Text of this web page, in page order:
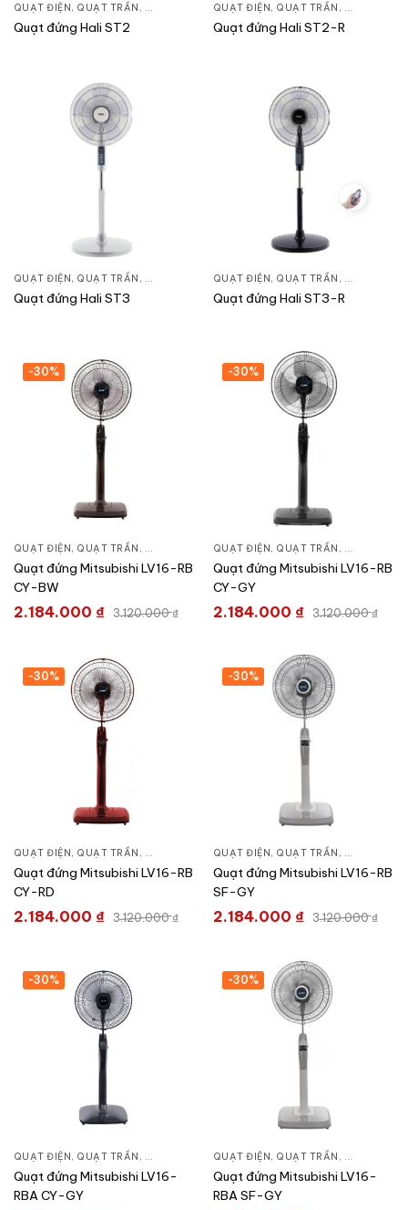
QUẠT ĐIỆN, QUẠT TRẦN , QUẠT ĐỨNG
Quạt đứng Hali ST2
QUẠT ĐIỆN, QUẠT TRẦN , QUẠT
Quạt đứng Hali ST2-R
QUẠT ĐIỆN, QUẠT TRẦN ,
Quạt đứng Hali ST3
QUẠT ĐIỆN, QUẠT TRẦN ,
Quạt đứng Hali ST3-R
-30%
QUẠT ĐIỆN, QUẠT TRẦN , QUẠT ĐỨNG
Quạt đứng Mitsubishi LV16-RB
CY-BW
2.184.000 ₫ 3.120.000₫
-30%
QUẠT ĐIỆN, QUẠT TRẦN , QUẠT
Quạt đứng Mitsubishi LV16-RB
CY-GY
2.184.000 ₫ 3.120.000₫
-30%
QUẠT ĐIỆN, QUẠT TRẦN , QUẠT ĐỨNG
Quạt đứng Mitsubishi LV16-RB
CY-RD
2.184.000 ₫ 3.120.000₫
-30%
QUẠT ĐIỆN, QUẠT TRẦN , QUẠT
Quạt đứng Mitsubishi LV16-RB
SF-GY
2.184.000 ₫ 3.120.000₫
-30%
QUẠT ĐIỆN, QUẠT TRẦN , QUẠT ĐỨNG
Quạt đứng Mitsubishi LV16-
RBA CY-GY
-30%
QUẠT ĐIỆN, QUẠT TRẦN , QUẠT
Quạt đứng Mitsubishi LV16-
RBA SF-GY